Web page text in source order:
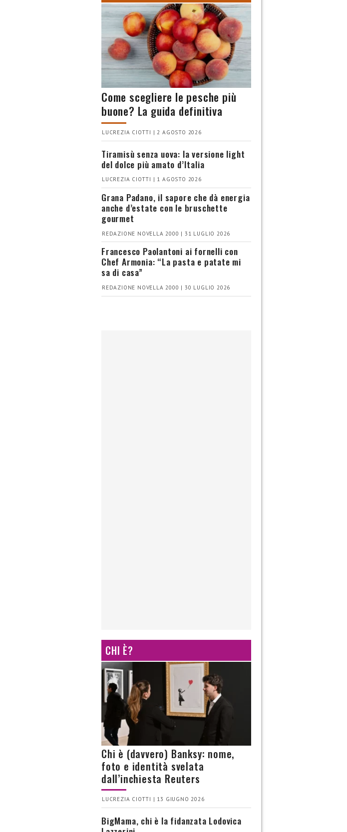
Come scegliere le pesche più
buone? La guida definitiva
LUCREZIA CIOTTI | 2 AGOSTO 2026
Tiramisù senza uova: la versione light
del dolce più amato d’Italia
LUCREZIA CIOTTI | 1 AGOSTO 2026
Grana Padano, il sapore che dà energia
anche d’estate con le bruschette
gourmet
REDAZIONE NOVELLA 2000 | 31 LUGLIO 2026
Francesco Paolantoni ai fornelli con
Chef Armonia: “La pasta e patate mi
sa di casa”
REDAZIONE NOVELLA 2000 | 30 LUGLIO 2026
CHI È?
Chi è (davvero) Banksy: nome,
foto e identità svelata
dall’inchiesta Reuters
LUCREZIA CIOTTI | 13 GIUGNO 2026
BigMama, chi è la fidanzata Lodovica